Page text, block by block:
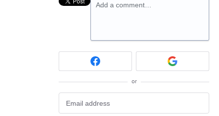
Add a comment…
or